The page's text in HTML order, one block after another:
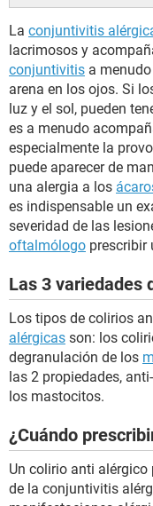
La conjuntivitis
lacrimosos y
conjuntivitis a
arena en los ojos. Si
luz y el sol, pueden
es a menudo
especialmente la
puede aparecer de
una alergia a los
es indispensable un
severidad de las
oftalmólogo prescribir
Las 3 variedades
Los tipos de colirios
alérgicas son: los
degranulación de los
las 2 propiedades,
los mastocitos.
¿Cuándo
Un colirio anti
de la conjuntivitis